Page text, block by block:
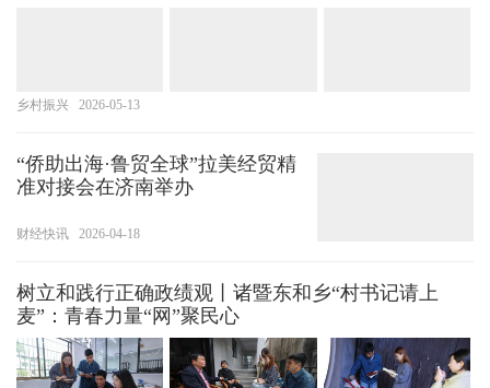
乡村振兴 2026-05-13
“侨助出海·鲁贸全球”拉美经贸精
准对接会在济南举办
财经快讯 2026-04-18
树立和践行正确政绩观丨诸暨东和乡“村书记请上
麦”：青春力量“网”聚民心